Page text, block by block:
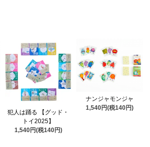
犯人は踊る 【グッド・
トイ2025】
1,540円(税140円)
ナンジャモンジャ
1,540円(税140円)